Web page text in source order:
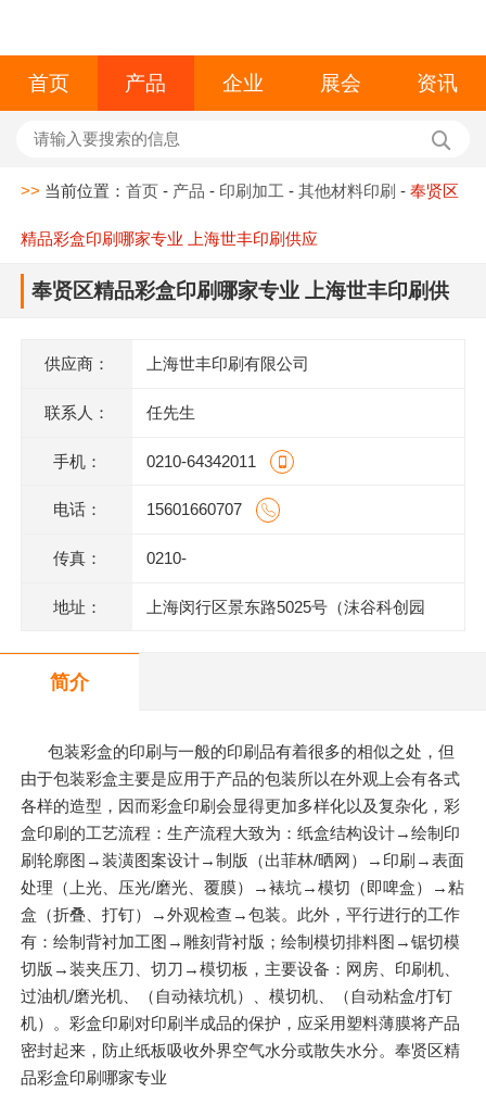
首页 产品 企业 展会 资讯
>> 当前位置：首页 - 产品 - 印刷加工 -其他材料印刷 -奉贤区
精品彩盒印刷哪家专业 上海世丰印刷供应
奉贤区精品彩盒印刷哪家专业 上海世丰印刷供
供应商： 上海世丰印刷有限公司
联系人： 任先生
手机： 0210-64342011
电话： 15601660707
传真： 0210-
地址： 上海闵行区景东路5025号（沫谷科创园
简介
包装彩盒的印刷与一般的印刷品有着很多的相似之处，但
由于包装彩盒主要是应用于产品的包装所以在外观上会有各式
各样的造型，因而彩盒印刷会显得更加多样化以及复杂化，彩
盒印刷的工艺流程：生产流程大致为：纸盒结构设计→绘制印
刷轮廓图→装潢图案设计→制版（出菲林/晒网）→印刷→表面
处理（上光、压光/磨光、覆膜）→裱坑→模切（即啤盒）→粘
盒（折叠、打钉）→外观检查→包装。此外，平行进行的工作
有：绘制背衬加工图→雕刻背衬版；绘制模切排料图→锯切模
切版→装夹压刀、切刀→模切板，主要设备：网房、印刷机、
过油机/磨光机、（自动裱坑机）、模切机、（自动粘盒/打钉
机）。彩盒印刷对印刷半成品的保护，应采用塑料薄膜将产品
密封起来，防止纸板吸收外界空气水分或散失水分。奉贤区精
品彩盒印刷哪家专业